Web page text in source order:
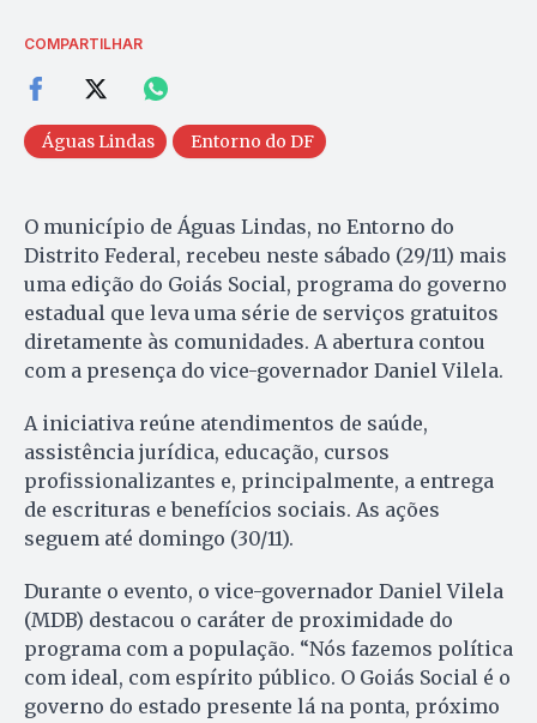
COMPARTILHAR
Águas Lindas Entorno do DF
O município de Águas Lindas, no Entorno do
Distrito Federal, recebeu neste sábado (29/11) mais
uma edição do Goiás Social, programa do governo
estadual que leva uma série de serviços gratuitos
diretamente às comunidades. A abertura contou
com a presença do vice-governador Daniel Vilela.
A iniciativa reúne atendimentos de saúde,
assistência jurídica, educação, cursos
profissionalizantes e, principalmente, a entrega
de escrituras e benefícios sociais. As ações
seguem até domingo (30/11).
Durante o evento, o vice-governador Daniel Vilela
(MDB) destacou o caráter de proximidade do
programa com a população. “Nós fazemos política
com ideal, com espírito público. O Goiás Social é o
governo do estado presente lá na ponta, próximo